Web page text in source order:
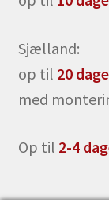
Sjælland:
op til 20
med
Op til 2-4